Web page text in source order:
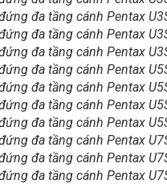
đa tầng cánh Pentax
đa tầng cánh Pentax
đa tầng cánh Pentax
đa tầng cánh Pentax
đa tầng cánh Pentax
đa tầng cánh Pentax
đa tầng cánh Pentax
đa tầng cánh Pentax
đa tầng cánh Pentax
đa tầng cánh Pentax